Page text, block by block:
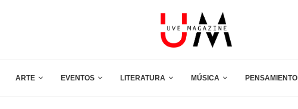
ARTE EVENTOS LITERATURA MÚSICA PENSAMIENTO